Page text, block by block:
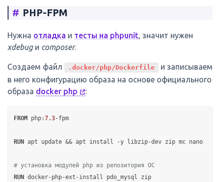
# PHP-FPM
Нужна отладка и тесты на phpunit, значит нужен
xdebugи composer.
Создаем файл .docker/php/Dockerfile
и записываем
в него конфигурацию образа на основе официального
образа docker php :
FROM php:7.3-fpm
RUN apt update && apt install -y libzip-dev zip mc nano
# установка модулей php из репозитория ОС
RUN
docker-php-ext-install pdo_mysql zip